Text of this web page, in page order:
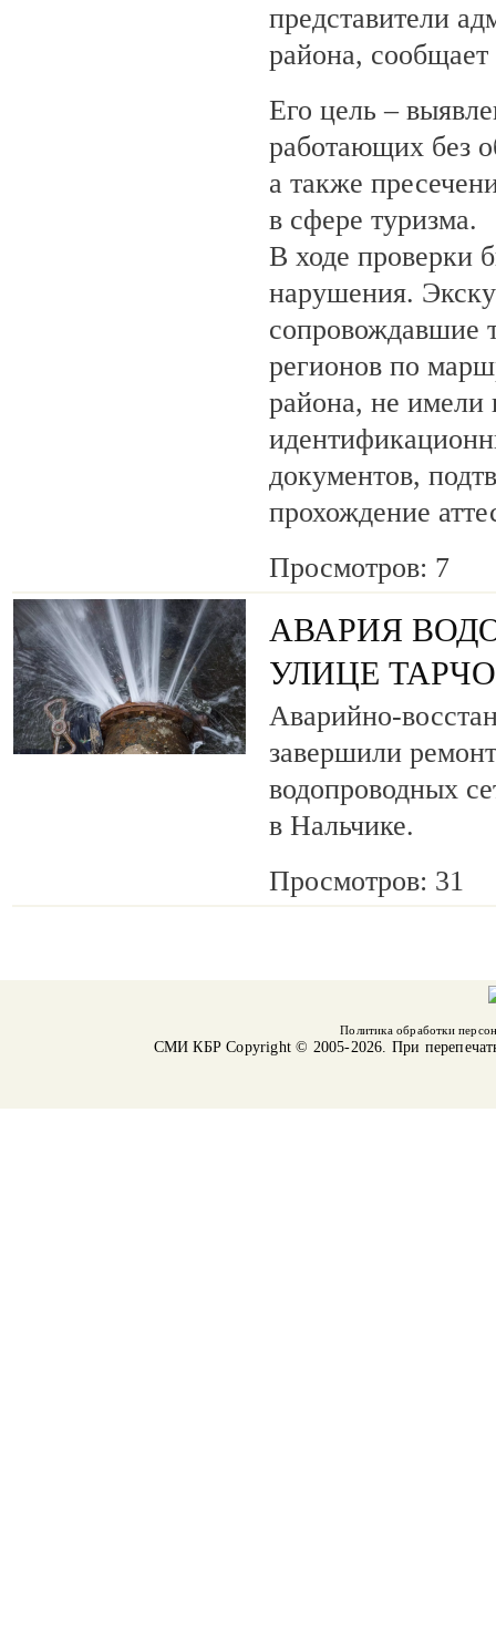
представители
района,
Его цель –
работающих без
а также
в сфере туризма.
В ходе проверки
нарушения.
сопровождавшие
регионов по
района, не имели
документов,
прохождение
Просмотров: 7
АВАРИЯ
УЛИЦЕ
Аварийно-
завершили
водопроводных
в Нальчике.
Просмотров: 31
Политика обработки
СМИ КБРCopyright © 2005-2026. При